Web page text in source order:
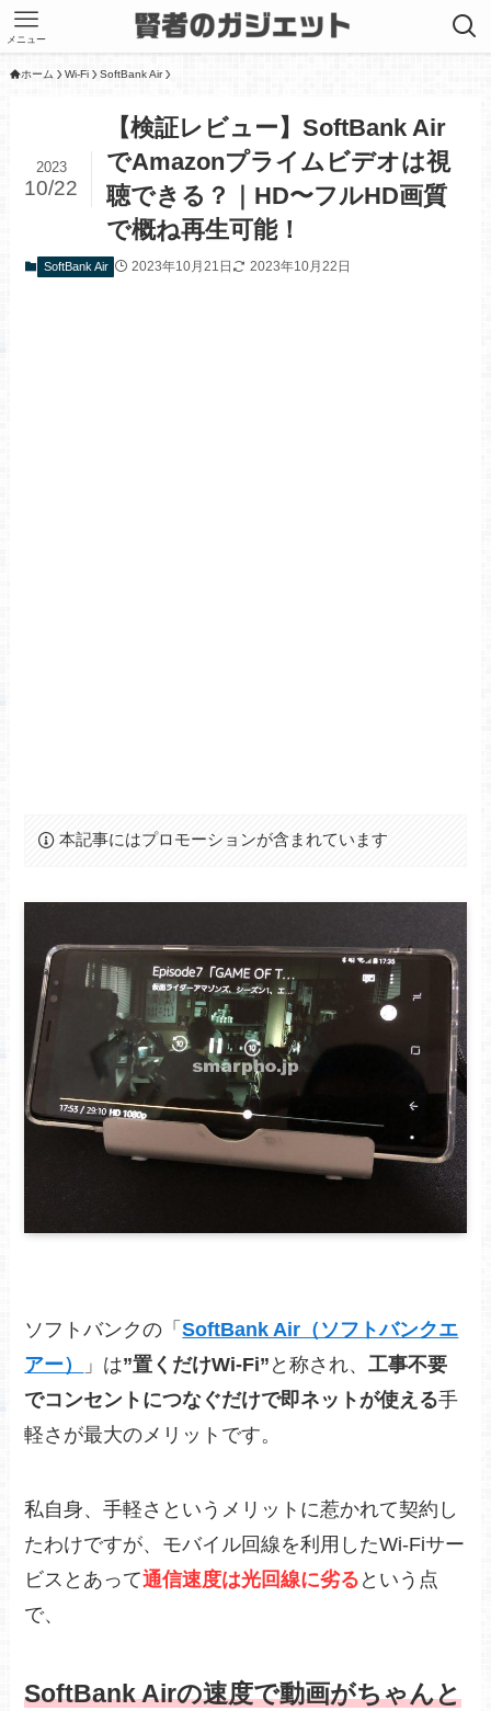
メニュー
ホーム Wi-Fi SoftBank Air
【検証レビュー】SoftBank Air
でAmazonプライムビデオは視
聴できる？｜HD〜フルHD画質
で概ね再生可能！
2023
10/22
SoftBank Air 2023年10月21日 2023年10月22日
本記事にはプロモーションが含まれています
ソフトバンクの「SoftBank Air（ソフトバンクエ
アー）
」は”置くだけWi-Fi” と称され、工事不要
でコンセントにつなぐだけで即ネットが使える手
軽さが最大のメリットです。
私自身、手軽さというメリットに惹かれて契約し
たわけですが、モバイル回線を利用したWi-Fiサー
ビスとあって通信速度は光回線に劣る という点
で、
SoftBank Airの速度で動画がちゃんと